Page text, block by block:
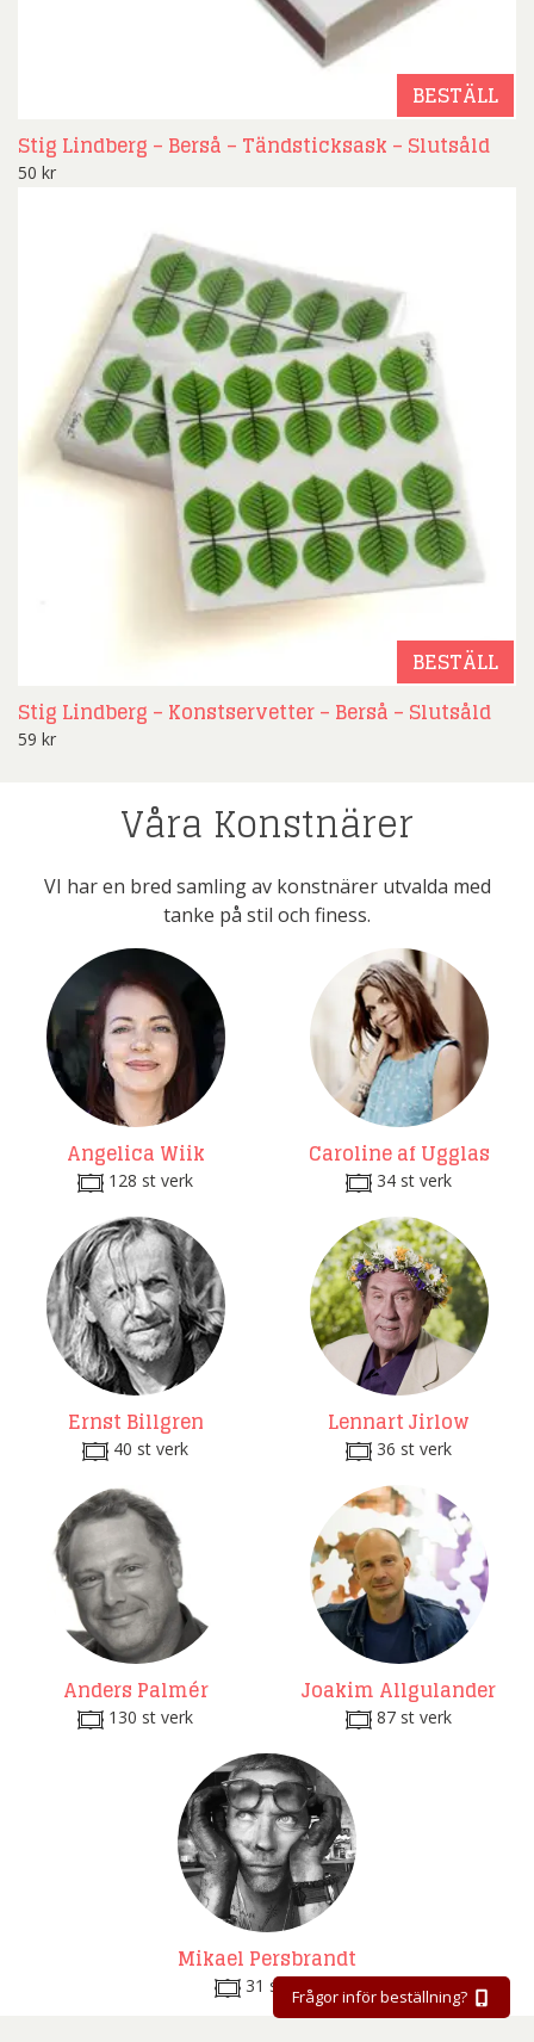
BESTÄLL
Stig Lindberg – Berså – Tändsticksask – Slutsåld
50 kr
BESTÄLL
Stig Lindberg – Konstservetter – Berså – Slutsåld
59 kr
Våra Konstnärer
VI har en bred samling av konstnärer utvalda med
tanke på stil och finess.
Angelica Wiik
128 st verk
Caroline af Ugglas
34 st verk
Ernst Billgren
40 st verk
Lennart Jirlow
36 st verk
Anders Palmér
130 st verk
Joakim Allgulander
87 st verk
Mikael Persbrandt
31 st verkFrågor inför beställning?